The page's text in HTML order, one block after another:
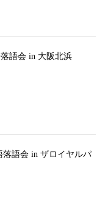
語会 in 大阪北浜
落語会 in ザロイヤルパ